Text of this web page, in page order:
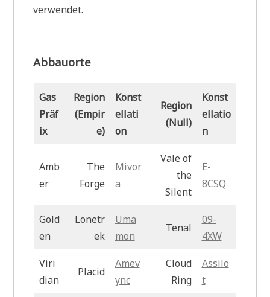
verwendet.
Abbauorte
Gas
Präf
ix
Region
(Empir
e)
Konst
ellati
on
Region
(Null)
Konst
ellatio
n
Amb
er
The
Forge
Mivor
a
Vale of
the
Silent
E-
8CSQ
Gold
en
Lonetr
ek
Uma
mon
Tenal
09-
4XW
Viri
dian
Placid
Amev
ync
Cloud
Ring
Assilo
t